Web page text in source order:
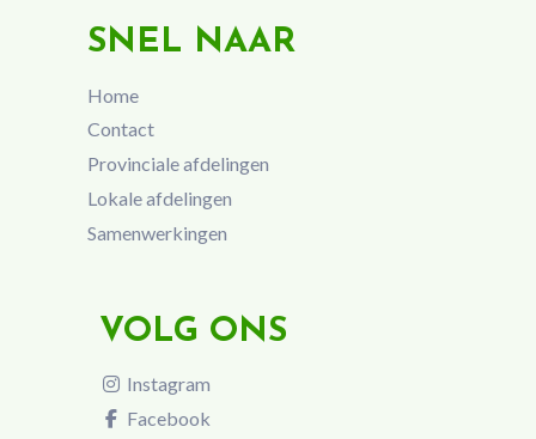
SNEL NAAR
Home
Contact
Provinciale afdelingen
Lokale afdelingen
Samenwerkingen
VOLG ONS
Instagram
Facebook